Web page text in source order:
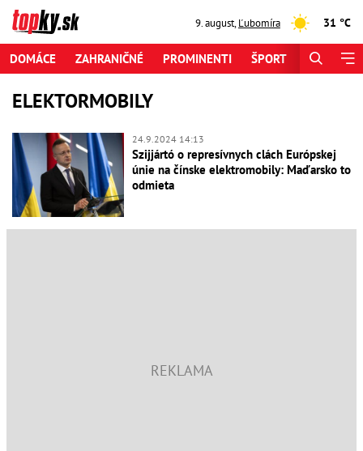
9. august,Ľubomíra 31 °C
DOMÁCE ZAHRANIČNÉ PROMINENTI ŠPORT
ELEKTORMOBILY
24.9.2024 14:13
Szijjártó o represívnych clách Európskej
únie na čínske elektromobily: Maďarsko to
odmieta